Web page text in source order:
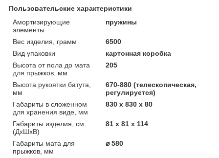
Пользовательские характеристики
Амортизирующие
элементы
пружины
Вес изделия, грамм
6500
Вид упаковки
картонная коробка
Высота от пола до мата
для прыжков, мм
205
Высота рукоятки батута,
мм
670-880 (телескопическая,
регулируется)
Габариты в сложенном
для хранения виде, мм
830 x 830 x 80
Габариты изделия, см
(ДхШхВ)
81 x 81 x 114
Габариты мата для
прыжков, мм
⌀ 580